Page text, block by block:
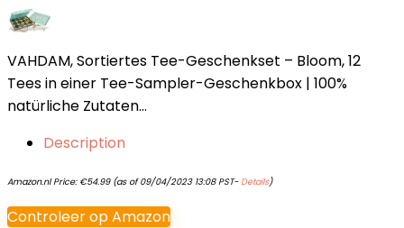
VAHDAM, Sortiertes Tee-Geschenkset – Bloom, 12
Tees in einer Tee-Sampler-Geschenkbox | 100%
natürliche Zutaten…
Description
Amazon.nl Price: €54.99(as of 09/04/2023 13:08 PST- Details)
Controleer op Amazon